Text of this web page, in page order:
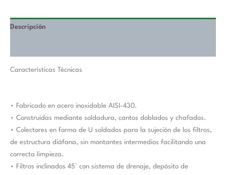
Descripción
Características Técnicas
• Fabricado en acero inoxidable AISI-430.
• Construidas mediante soldadura, cantos doblados y chafados.
• Colectores en forma de U soldados para la sujeción de los filtros,
de estructura diáfana, sin montantes intermedios facilitando una
correcta limpieza.
• Filtros inclinados 45° con sistema de drenaje, depósito de